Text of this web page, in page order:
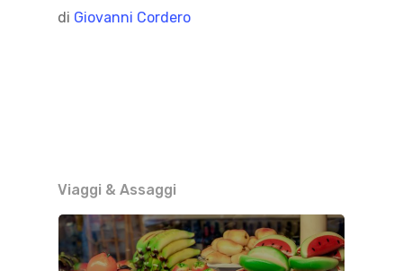
di Giovanni Cordero
Viaggi & Assaggi